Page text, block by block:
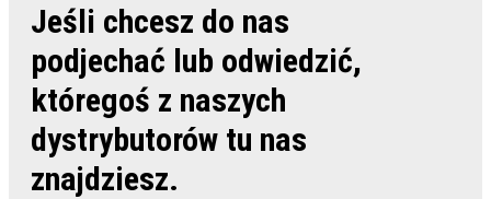
Jeśli chcesz do nas
podjechać lub odwiedzić,
któregoś z naszych
dystrybutorów tu nas
znajdziesz.